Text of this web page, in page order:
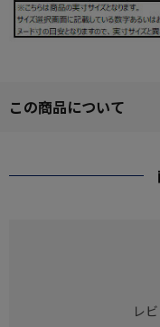
この商品について
レ